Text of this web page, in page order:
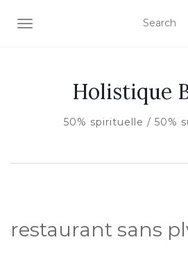
AFFICHER/MASQUER LA
Holistique
50% spirituelle / 50%
restaurant sans